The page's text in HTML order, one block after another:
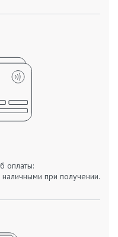
оплаты:
наличными при получении.